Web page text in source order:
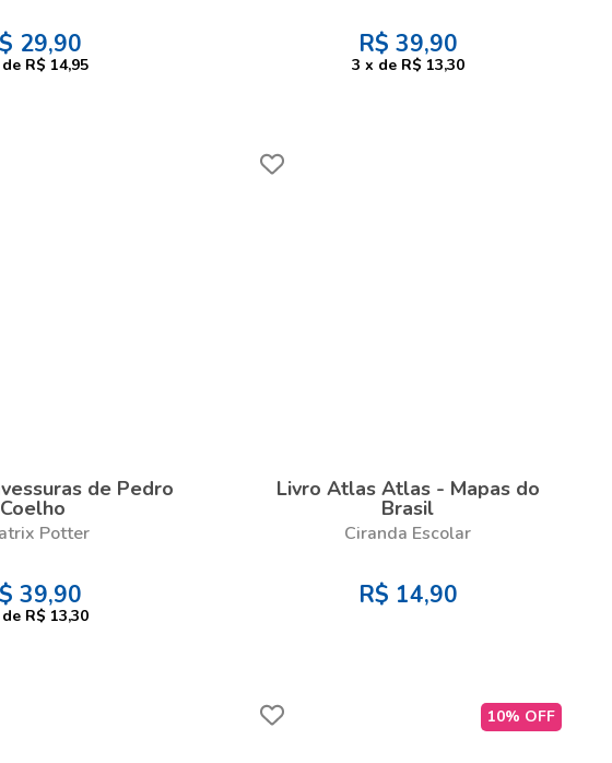
29,90
de R$ 14,95
R$ 39,90
3 x de R$ 13,30
de Pedro
Coelho
Potter
39,90
de R$ 13,30
Livro Atlas Atlas - Mapas do
Brasil
Ciranda Escolar
R$ 14,90
10% OFF